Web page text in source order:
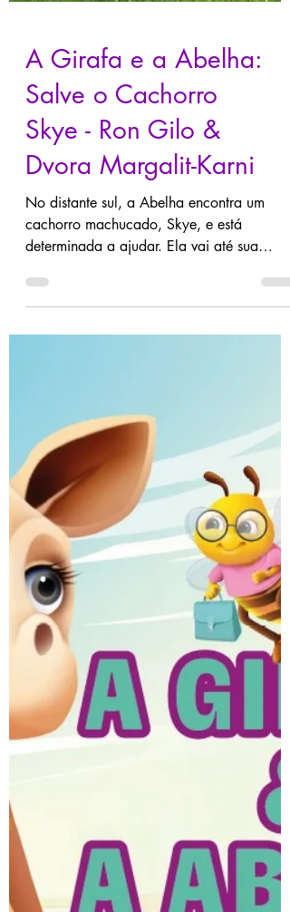
A Girafa e a Abelha:
Salve o Cachorro
No distante sul, a Abelha encontra um
cachorro machucado, Skye, e está
determinada a ajudar. Ela vai até sua
melhor amiga, a Girafa do zoológico, e
juntas elas embarcam em uma empolgante
missão de resgate. Graças à sua
colaboração e empatia, Skye reconquista
sua força e retorna para sua família. O
livro convida crianças e seus pais a encarar
situações complexas pelo olhar de Skye,
que mora em uma comunidade que faz
fronteira com Gaza. A Girafa e a Abelha:
Salve o Cachorro Sky